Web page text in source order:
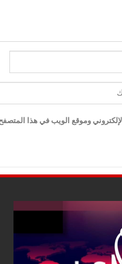
وموقع الويب في هذا المتصفح